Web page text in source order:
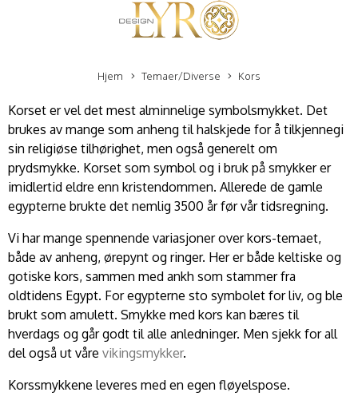
Hjem Temaer/Diverse Kors
Korset er vel det mest alminnelige symbolsmykket. Det
brukes av mange som anheng til halskjede for å tilkjennegi
sin religiøse tilhørighet, men også generelt om
prydsmykke. Korset som symbol og i bruk på smykker er
imidlertid eldre enn kristendommen. Allerede de gamle
egypterne brukte det nemlig 3500 år før vår tidsregning.
Vi har mange spennende variasjoner over kors-temaet,
både av anheng, ørepynt og ringer. Her er både keltiske og
gotiske kors, sammen med ankh som stammer fra
oldtidens Egypt. For egypterne sto symbolet for liv, og ble
brukt som amulett. Smykke med kors kan bæres til
hverdags og går godt til alle anledninger. Men sjekk for all
del også ut våre vikingsmykker.
Korssmykkene leveres med en egen fløyelspose.